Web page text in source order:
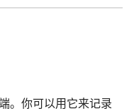
。你可以用它来记录